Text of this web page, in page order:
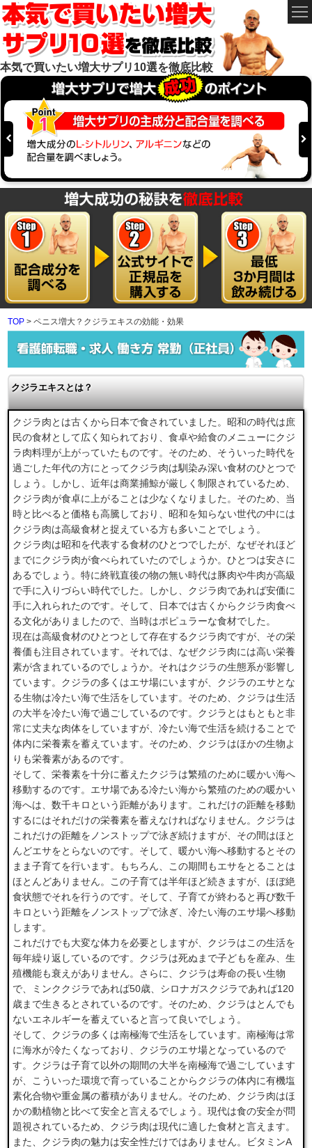
本気で買いたい増大サプリ10選を徹底比較
TOP > ペニス増大？クジラエキスの効能・効果
クジラエキスとは？
クジラ肉とは古くから日本で食されていました。昭和の時代は庶
民の食材として広く知られており、食卓や給食のメニューにクジ
ラ肉料理が上がっていたものです。そのため、そういった時代を
過ごした年代の方にとってクジラ肉は馴染み深い食材のひとつで
しょう。しかし、近年は商業捕鯨が厳しく制限されているため、
クジラ肉が食卓に上がることは少なくなりました。そのため、当
時と比べると価格も高騰しており、昭和を知らない世代の中には
クジラ肉は高級食材と捉えている方も多いことでしょう。
クジラ肉は昭和を代表する食材のひとつでしたが、なぜそれほど
までにクジラ肉が食べられていたのでしょうか。ひとつは安さに
あるでしょう。特に終戦直後の物の無い時代は豚肉や牛肉が高級
で手に入りづらい時代でした。しかし、クジラ肉であれば安価に
手に入れられたのです。そして、日本では古くからクジラ肉食べ
る文化がありましたので、当時はポピュラーな食材でした。
現在は高級食材のひとつとして存在するクジラ肉ですが、その栄
養価も注目されています。それでは、なぜクジラ肉には高い栄養
素が含まれているのでしょうか。それはクジラの生態系が影響し
ています。クジラの多くはエサ場にいますが、クジラのエサとな
る生物は冷たい海で生活をしています。そのため、クジラは生活
の大半を冷たい海で過ごしているのです。クジラとはもともと非
常に丈夫な肉体をしていますが、冷たい海で生活を続けることで
体内に栄養素を蓄えています。そのため、クジラはほかの生物よ
りも栄養素があるのです。
そして、栄養素を十分に蓄えたクジラは繁殖のために暖かい海へ
移動するのです。エサ場である冷たい海から繁殖のための暖かい
海へは、数千キロという距離があります。これだけの距離を移動
するにはそれだけの栄養素を蓄えなければなりません。クジラは
これだけの距離をノンストップで泳ぎ続けますが、その間はほと
んどエサをとらないのです。そして、暖かい海へ移動するとその
まま子育てを行います。もちろん、この期間もエサをとることは
ほとんどありません。この子育ては半年ほど続きますが、ほぼ絶
食状態でそれを行うのです。そして、子育てが終わると再び数千
キロという距離をノンストップで泳ぎ、冷たい海のエサ場へ移動
します。
これだけでも大変な体力を必要としますが、クジラはこの生活を
毎年繰り返しているのです。クジラは死ぬまで子どもを産み、生
殖機能も衰えがありません。さらに、クジラは寿命の長い生物
で、ミンククジラであれば50歳、シロナガスクジラであれば120
歳まで生きるとされているのです。そのため、クジラはとんでも
ないエネルギーを蓄えていると言って良いでしょう。
そして、クジラの多くは南極海で生活をしています。南極海は常
に海水が冷たくなっており、クジラのエサ場となっているので
す。クジラは子育て以外の期間の大半を南極海で過ごしています
が、こういった環境で育っていることからクジラの体内に有機塩
素化合物や重金属の蓄積がありません。そのため、クジラ肉はほ
かの動植物と比べて安全と言えるでしょう。現代は食の安全が問
題視されているため、クジラ肉は現代に適した食材と言えます。
また、クジラ肉の魅力は安全性だけではありません。ビタミンA